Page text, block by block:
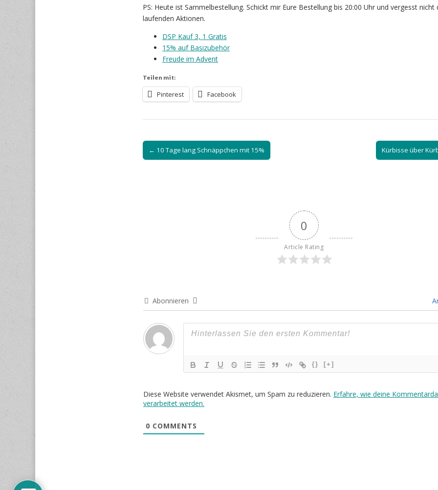
PS: Heute ist Sammelbestellung. Schickt mir Eure Bestellung bis 20:00 Uhr und vergesst nicht
laufenden Aktionen.
DSP Kauf 3, 1 Gratis
15% auf Basizubehör
Freude im Advent
Teilen mit:
Pinterest Facebook
Post
navigation
← 10 Tage lang Schnäppchen mit 15% Kürbisse über
0
Article Rating
Abonnieren
{} [+]
Diese Website verwendet Akismet, um Spam zu reduzieren. Erfahre, wie deine
verarbeitet werden.
0 COMMENTS